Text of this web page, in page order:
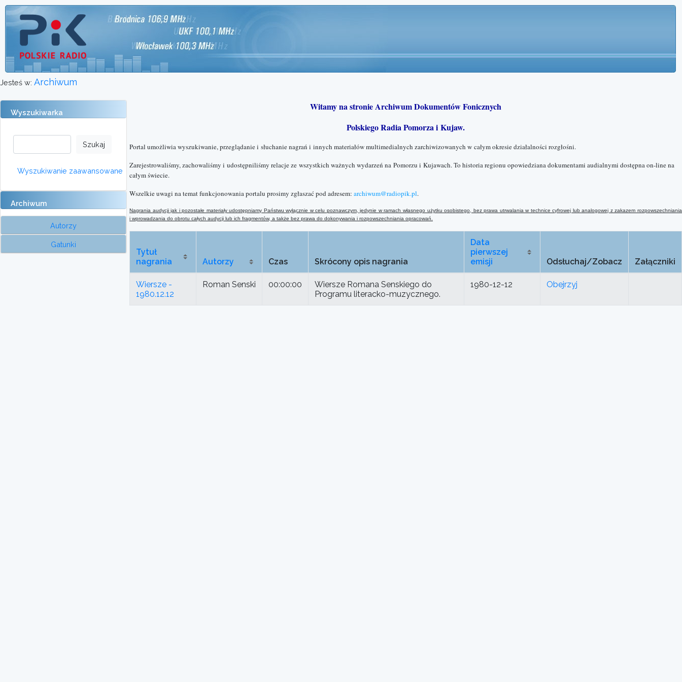
Jesteś w: Archiwum
Wyszukiwarka
Wyszukiwanie zaawansowane
Archiwum
Autorzy
Gatunki
Witamy na stronie Archiwum Dokumentów Fonicznych
Polskiego Radia Pomorza i Kujaw.
Portal umożliwia wyszukiwanie, przeglądanie i słuchanie nagrań i innych materiałów multimedialnych zarchiwizowanych w całym okresie działalności rozgłośni.
Zarejestrowaliśmy, zachowaliśmy i udostępniliśmy relacje ze wszystkich ważnych wydarzeń na Pomorzu i Kujawach. To historia regionu opowiedziana dokumentami audialnymi dostępna on-line na
całym świecie.
Wszelkie uwagi na temat funkcjonowania portalu prosimy zgłaszać pod adresem: archiwum@radiopik.pl.
Nagrania audycji jak i pozostałe materiały udostępniamy Państwu wyłącznie w celu poznawczym, jedynie w ramach własnego użytku osobistego, bez prawa utrwalania w technice cyfrowej lub analogowej zzakazem rozpowszechniania
i wprowadzania do obrotu całych audycji lub ich fragmentów, a także bez prawa do dokonywania i rozpowszechniania opracowań.
Tytuł
nagrania
Autorzy Czas Skrócony opis nagrania
Data
pierwszej
emisji
Odsłuchaj/Zobacz Załączniki
Wiersze -
1980.12.12
Roman Senski 00:00:00
Wiersze Romana Senskiego do
Programu literacko-muzycznego.
1980-12-12 Obejrzyj